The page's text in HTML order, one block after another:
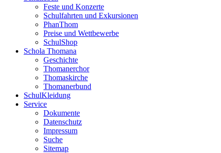
Feste und Konzerte
Schulfahrten und Exkursionen
PhanThom
Preise und Wettbewerbe
SchulShop
Schola Thomana
Geschichte
Thomanerchor
Thomaskirche
Thomanerbund
SchulKleidung
Service
Dokumente
Datenschutz
Impressum
Suche
Sitemap